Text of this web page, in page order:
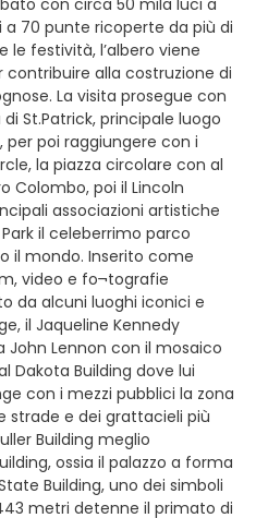
con circa 50 mila luci a
a 70 punte ricoperte da più di
le festività, l’albero viene
alla costruzione di
La visita prosegue con
St.Patrick, principale luogo
poi raggiungere con i
la piazza circolare con al
Colombo, poi il Lincoln
associazioni artistiche
il celeberrimo parco
il mondo. Inserito come
video e fo¬tografie
da alcuni luoghi iconici e
il Jaqueline Kennedy
John Lennon con il mosaico
Dakota Building dove lui
con i mezzi pubblici la zona
strade e dei grattacieli più
Building meglio
ossia il palazzo a forma
Building, uno dei simboli
metri detenne il primato di